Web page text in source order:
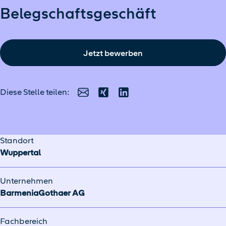
Belegschaftsgeschäft
Jetzt bewerben
Diese Stelle teilen:
E-MailXing LinkedIn
Standort
Wuppertal
Unternehmen
BarmeniaGothaer AG
Fachbereich